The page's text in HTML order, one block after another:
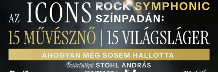
Gasztronómia
Szállás